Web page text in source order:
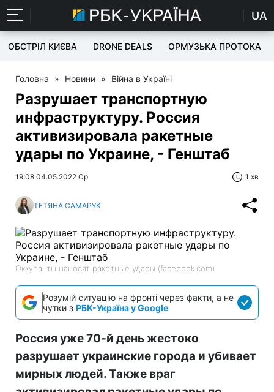
UA
ОБСТРІЛ КИЄВА DRONE DEALS ОРМУЗЬКА ПРОТОКА
Головна » Новини » Війна в Україні
Разрушает транспортную
инфраструктуру. Россия
активизировала ракетные
удары по Украине, - Генштаб
19:08 04.05.2022 Ср 1 хв
ТЕТЯНА САМАРУК
Оккупанты наносят ракетные удары (facebook.com)
Розумій ситуацію на фронті через факти, а не
чутки з РБК-Україна у Google
Россия уже 70-й день жестоко
разрушает украинские города и убивает
мирных людей. Также враг